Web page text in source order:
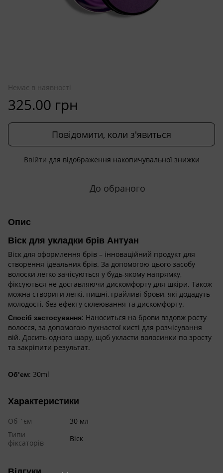
Немає в наявності
325.00 грн
Повідомити, коли з'явиться
Ввійти для відображення накопичувальної знижки
До обраного
Опис
Віск для укладки брів Антуан
Віск для оформлення брів – інноваційний продукт для
створення ідеальних брів. За допомогою цього засобу
волоски легко зачісуються у будь-якому напрямку,
фіксуються не доставляючи дискомфорту для шкіри. Також
можна створити легкі, пишні, грайливі брови, які додадуть
молодості, без ефекту склеювання та дискомфорту.
Спосіб застосування: Наноситься на брови вздовж росту
волосся, за допомогою пухнастої кисті для розчісування
вій. Досить одного шару, щоб укласти волосинки по зросту
та закріпити результат.
Об'єм: 30ml
Характеристики
Об `єм
30 мл
Типи
фіксаторів
Віск